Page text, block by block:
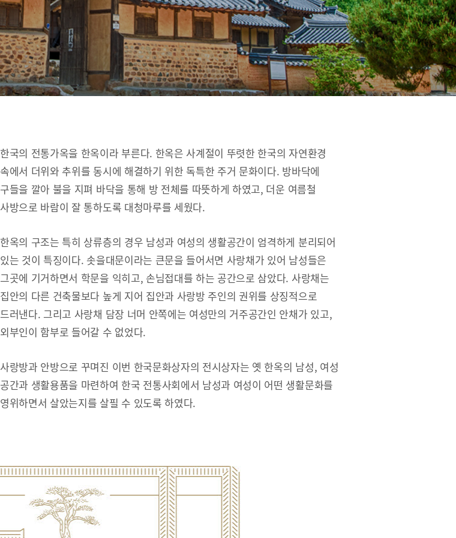
한국의 전통가옥을 한옥이라 부른다. 한옥은 사계절이 뚜렷한 한국의 자연환경
속에서 더위와 추위를 동시에 해결하기 위한 독특한 주거 문화이다. 방바닥에
구들을 깔아 불을 지펴 바닥을 통해 방 전체를 따뜻하게 하였고, 더운 여름철
사방으로 바람이 잘 통하도록 대청마루를 세웠다.
한옥의 구조는 특히 상류층의 경우 남성과 여성의 생활공간이 엄격하게 분리되어
있는 것이 특징이다. 솟을대문이라는 큰문을 들어서면 사랑채가 있어 남성들은
그곳에 기거하면서 학문을 익히고, 손님접대를 하는 공간으로 삼았다. 사랑채는
집안의 다른 건축물보다 높게 지어 집안과 사랑방 주인의 권위를 상징적으로
드러낸다. 그리고 사랑채 담장 너머 안쪽에는 여성만의 거주공간인 안채가 있고,
외부인이 함부로 들어갈 수 없었다.
사랑방과 안방으로 꾸며진 이번 한국문화상자의 전시상자는 옛 한옥의 남성, 여성
공간과 생활용품을 마련하여 한국 전통사회에서 남성과 여성이 어떤 생활문화를
영위하면서 살았는지를 살필 수 있도록 하였다.